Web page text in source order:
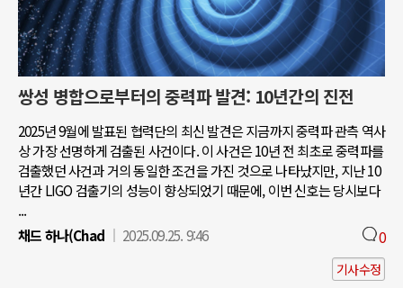
쌍성 병합으로부터의 중력파 발견: 10년간의 진전
2025년 9월에 발표된 협력단의 최신 발견은 지금까지 중력파 관측 역사
상 가장 선명하게 검출된 사건이다. 이 사건은 10년 전 최초로 중력파를
검출했던 사건과 거의 동일한 조건을 가진 것으로 나타났지만, 지난 10
년간 LIGO 검출기의 성능이 향상되었기 때문에, 이번 신호는 당시보다
...
채드 하나(Chad
2025.09.25. 9:46 0
기사수정